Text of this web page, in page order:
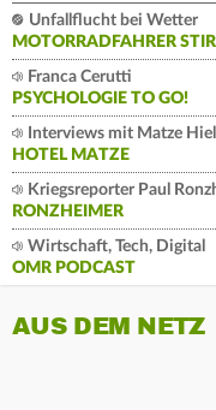
Unfallflucht bei Wetter
MOTORRADFAHRER
Franca Cerutti
PSYCHOLOGIE TO GO!
Interviews mit Matze
HOTEL MATZE
Kriegsreporter Paul
RONZHEIMER
Wirtschaft, Tech, Digital
OMR PODCAST
AUS DEM NETZ